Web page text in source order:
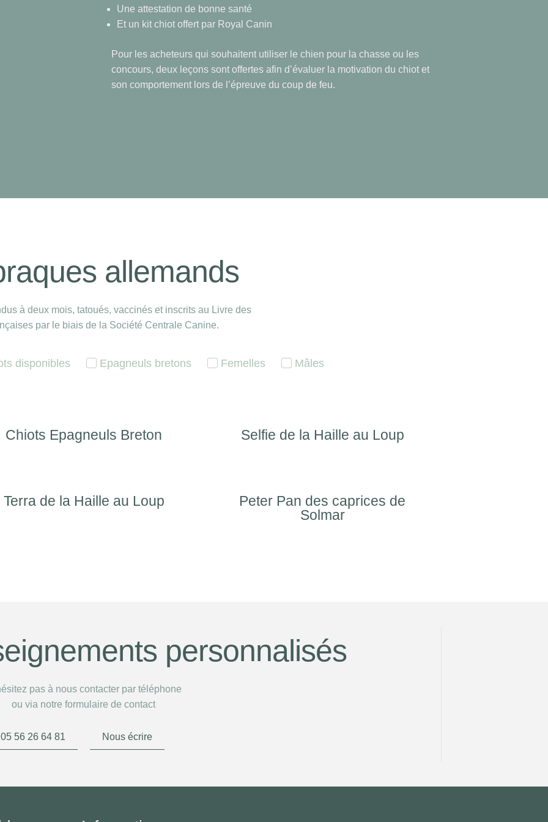
Une attestation de bonne santé
Et un kit chiot offert par Royal Canin
Pour les acheteurs qui souhaitent utiliser le chien pour la chasse ou les
concours, deux leçons sont offertes afin d’évaluer la motivation du chiot et
son comportement lors de l’épreuve du coup de feu.
allemands
à deux mois, tatoués, vaccinés et inscrits au Livre des
par le biais de la Société Centrale Canine.
disponibles Epagneuls bretons Femelles Mâles
Chiots Epagneuls Breton Selfie de la Haille au Loup
Terra de la Haille au Loup
Peter Pan des caprices de
Solmar
personnalisés
pas à nous contacter par téléphone
ou via notre formulaire de contact
05 56 26 64 81 Nous écrire